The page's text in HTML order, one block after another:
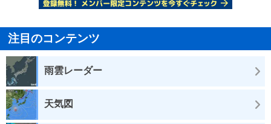
注目のコンテンツ
雨雲レーダー
天気図